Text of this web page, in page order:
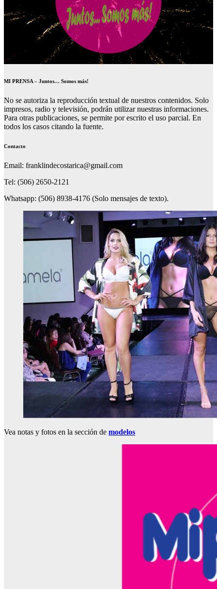
MI PRENSA – Juntos… Somos más!
No se autoriza la reproducción textual de nuestros contenidos. Solo
impresos, radio y televisión, podrán utilizar nuestras informaciones.
Para otras publicaciones, se permite por escrito el uso parcial. En
todos los casos citando la fuente.
Contacto
Email: franklindecostarica@gmail.com
Tel: (506) 2650-2121
Whatsapp: (506) 8938-4176 (Solo mensajes de texto).
Vea notas y fotos en la sección de modelos